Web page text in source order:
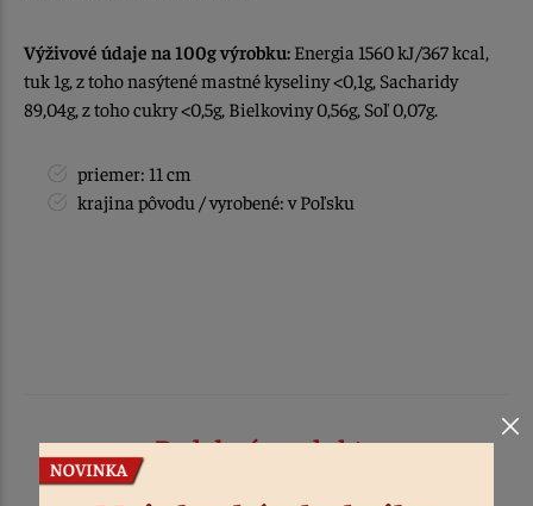
Výživové údaje na 100g výrobku: Energia 1560 kJ/367 kcal,
tuk 1g, z toho nasýtené mastné kyseliny <0,1g, Sacharidy
89,04g, z toho cukry <0,5g, Bielkoviny 0,56g, Soľ 0,07g.
priemer: 11 cm
krajina pôvodu / vyrobené: v Poľsku
Podobné produkty